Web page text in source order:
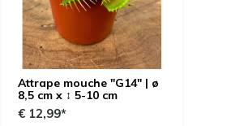
Attrape mouche "G14" | ø
8,5 cm x ↕ 5-10 cm
€ 12,99*